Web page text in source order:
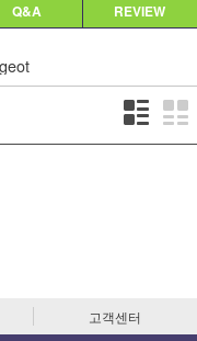
Q&A REVIEW
고객센터